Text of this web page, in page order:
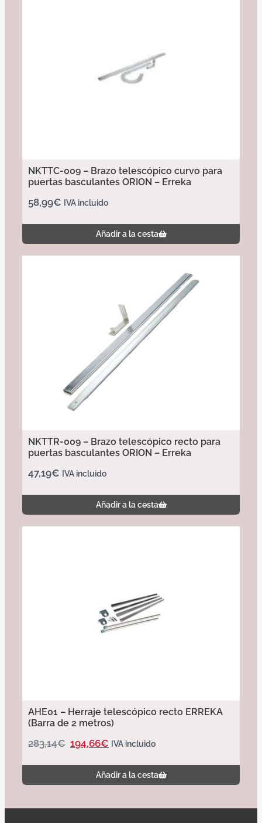
NKTTC-009 – Brazo telescópico curvo para
puertas basculantes ORION – Erreka
58,99€ IVA incluido
Añadir a la cesta
NKTTR-009 – Brazo telescópico recto para
puertas basculantes ORION – Erreka
47,19€ IVA incluido
Añadir a la cesta
AHE01 – Herraje telescópico recto ERREKA
(Barra de 2 metros)
283,14€ 194,66€ IVA incluido
Añadir a la cesta